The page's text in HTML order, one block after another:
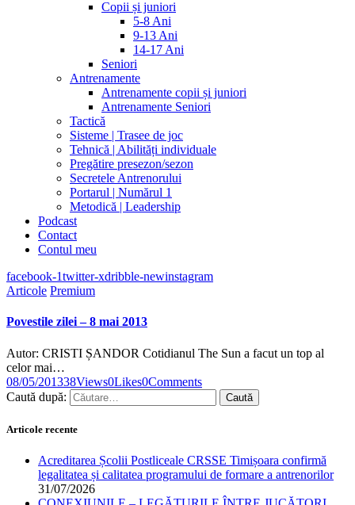
Copii și juniori
5-8 Ani
9-13 Ani
14-17 Ani
Seniori
Antrenamente
Antrenamente copii și juniori
Antrenamente Seniori
Tactică
Sisteme | Trasee de joc
Tehnică | Abilități individuale
Pregătire presezon/sezon
Secretele Antrenorului
Portarul | Numărul 1
Metodică | Leadership
Podcast
Contact
Contul meu
facebook-1twitter-xdribble-newinstagram
Articole Premium
Povestile zilei – 8 mai 2013
Autor: CRISTI ȘANDOR Cotidianul The Sun a facut un top al
celor mai…
08/05/201338Views0Likes0Comments
Caută după:
Articole recente
Acreditarea Școlii Postliceale CRSSE Timișoara confirmă
legalitatea și calitatea programului de formare a antrenorilor
31/07/2026